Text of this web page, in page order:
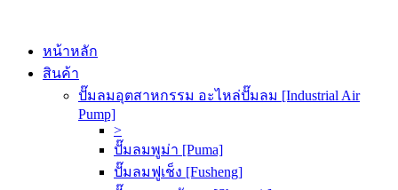
หน้าหลัก
สินค้า
ปั๊มลมอุตสาหกรรม อะไหล่ปั๊มลม [Industrial Air
Pump]
>
ปั๊มลมพูม่า [Puma]
ปั๊มลมฟูเช็ง [Fusheng]